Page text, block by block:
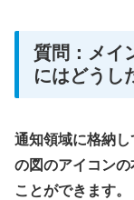
質問：メイ
にはどうし
通知領域に格納
の図のアイコン
ことができます。